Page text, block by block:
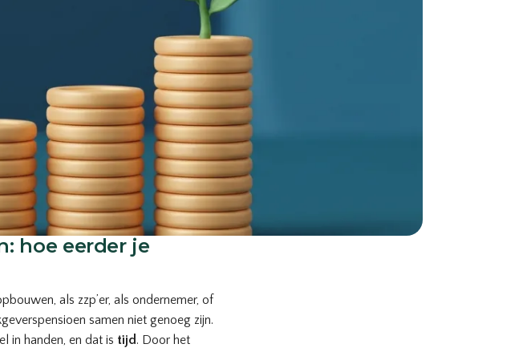
hoe eerder je
als zzp’er, als ondernemer, of
samen niet genoeg zijn.
in handen, en dat is tijd. Door het